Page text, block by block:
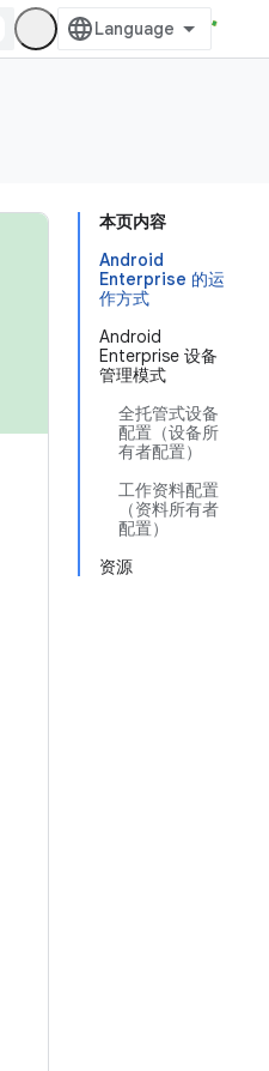
本页内容
Android
Enterprise 的运
作方式
Android
Enterprise 设备
管理模式
全托管式设备
配置（设备所
有者配置）
工作资料配置
（资料所有者
配置）
资源